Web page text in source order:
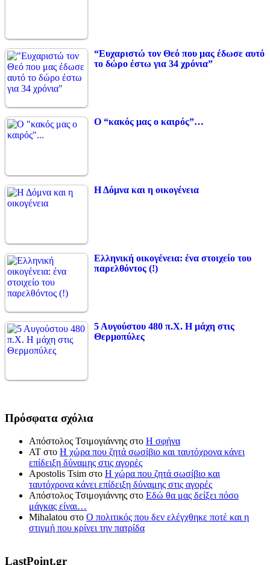
“Ευχαριστώ τον Θεό που μας έδωσε αυτό
το δώρο έστω για 34 χρόνια”
Ο “κακός μας ο καιρός”…
Η Δόμνα και η οικογένεια
Ελληνική οικογένεια: ένα στοιχείο του
παρελθόντος (!)
5 Αυγούστου 480 π.Χ. Η μάχη στις
Θερμοπύλες
Πρόσφατα σχόλια
Απόστολος Τσιμογιάννης στο Η σφήνα
ΑΤ στο Η χώρα που ζητά σωσίβιο και ταυτόχρονα κάνει
επίδειξη δύναμης στις αγορές
Apostolis Tsim στο Η χώρα που ζητά σωσίβιο και
ταυτόχρονα κάνει επίδειξη δύναμης στις αγορές
Απόστολος Τσιμογιάννης στο Εδώ θα μας δείξει πόσο
μάγκας είναι…
Mihalatou στο Ο πολιτικός που δεν ελέγχθηκε ποτέ και η
στιγμή που κρίνει την πατρίδα
LastPoint.gr